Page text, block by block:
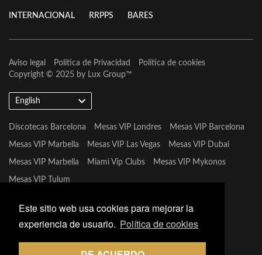
Este sitio web usa cookies para mejorar la
experiencia de usuario. Política de cookies
INTERNACIONAL RRPPS BARES
Aviso legal Política de Privacidad
Política de cookies
Copyright © 2025 by Lux Group™
English
Discotecas Barcelona Mesas VIP Londres Mesas VIP Barcelona
Mesas VIP Marbella Mesas VIP Las Vegas Mesas VIP Dubai
Mesas VIP Marbella Miami Vip Clubs Mesas VIP Mykonos
Mesas VIP Tulum